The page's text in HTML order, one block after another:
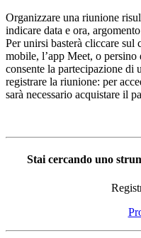
Organizzare una riunione
indicare data e ora,
Per unirsi basterà cliccare sul
mobile, l’app Meet, o
consente la partecipazione di
registrare la riunione: per
sarà necessario acquistare il
Stai cercando uno